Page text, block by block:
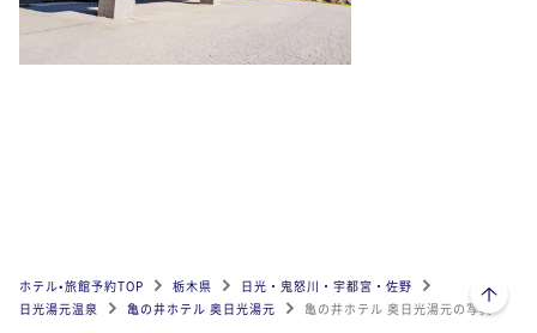
ホテル•旅館予約TOP 栃木県
日光・鬼怒川・宇都宮・佐野
日光湯元温泉
亀の井ホテル 奥日光湯元 亀の井ホテル 奥日光湯元の写真
ページトップへ